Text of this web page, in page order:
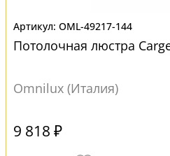
OML-49217-144
Потолочная люстра
Omnilux (Италия)
9 818 ₽